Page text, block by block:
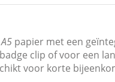
papier met een
clip of voor een
voor korte